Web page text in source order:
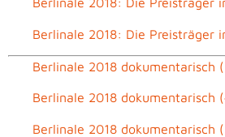
Berlinale 2018: Die Preisträger
Berlinale 2018 dokumentarisch
Berlinale 2018 dokumentarisch
Berlinale 2018 dokumentarisch